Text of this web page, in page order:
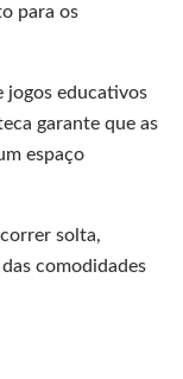
para os
jogos educativos
garante que as
espaço
solta,
comodidades